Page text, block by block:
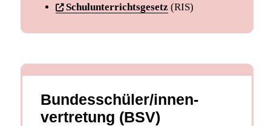
Schulunterrichtsgesetz (RIS)
Bundesschüler/innen-
vertretung (BSV)